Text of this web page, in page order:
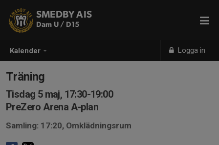
Kalender Logga in
SMEDBY AIS
Dam U / D15
Träning
Tisdag 5 maj, 17:30-19:00
PreZero Arena A-plan
Samling: 17:20, Omklädningsrum